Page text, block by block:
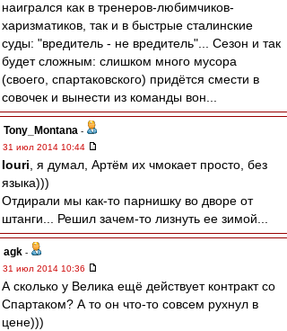
наигрался как в тренеров-любимчиков-
харизматиков, так и в быстрые сталинские
суды: "вредитель - не вредитель"... Сезон и так
будет сложным: слишком много мусора
(своего, спартаковского) придётся смести в
совочек и вынести из команды вон...
Tony_Montana -
31 июл 2014 10:44
Iouri , я думал, Артём их чмокает просто, без
языка)))
Отдирали мы как-то парнишку во дворе от
штанги... Решил зачем-то лизнуть ее зимой...
agk -
31 июл 2014 10:36
А сколько у Велика ещё действует контракт со
Спартаком? А то он что-то совсем рухнул в
цене)))